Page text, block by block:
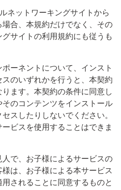
ネットワーキングサイトから
合、本規約だけでなく、その
サイトの利用規約にも従うも
ーネントについて、インスト
のいずれかを行うと、本契約
ます。本契約の条件に同意し
のコンテンツをインストール
スしたりしないでください。
ビスを使用することはできま
で、お子様によるサービスの
は、お子様による本サービス
されることに同意するものと